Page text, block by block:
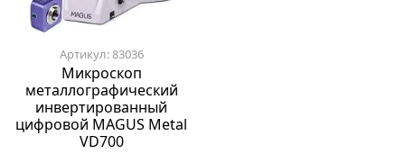
Артикул: 83036
Микроскоп
металлографический
инвертированный
цифровой MAGUS Metal
VD700